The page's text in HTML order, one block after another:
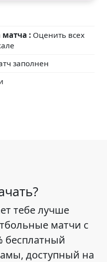
матча : Оценить всех
заполнен
тебе лучше
матчи с
бесплатный
доступный на